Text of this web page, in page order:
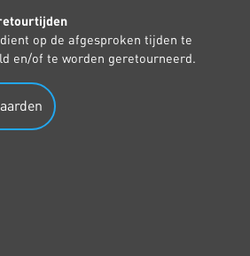
op de afgesproken tijden te
en/of te worden geretourneerd.